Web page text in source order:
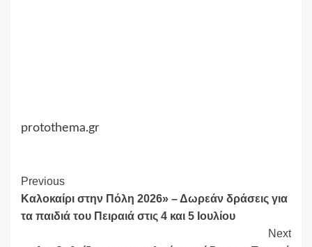
protothema.gr
Continue
Reading
Previous
Καλοκαίρι στην Πόλη 2026» – Δωρεάν δράσεις για
τα παιδιά του Πειραιά στις 4 και 5 Ιουλίου
Next